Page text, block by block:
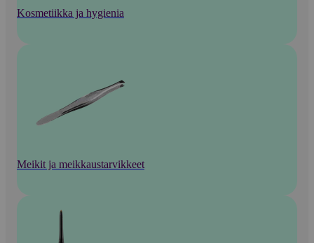
Kosmetiikka ja hygienia
Meikit ja meikkaustarvikkeet